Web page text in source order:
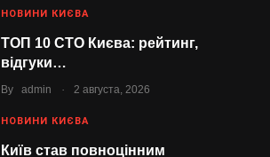
НОВИНИ КИЄВА
ТОП 10 СТО Києва: рейтинг,
відгуки…
By admin . 2 августа, 2026
НОВИНИ КИЄВА
Київ став повноцінним